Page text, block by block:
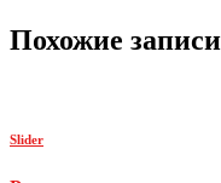
Похожие записи
Slider